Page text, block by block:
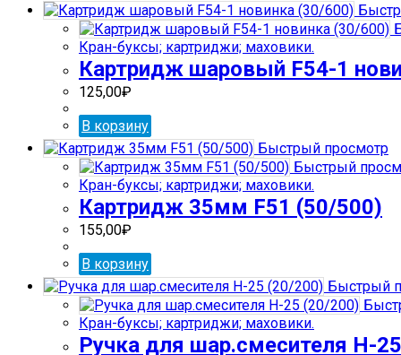
Кран-буксы; картриджи; маховики.
Картридж шаровый F54-1
125,00₽
В корзину
Быстрый просмотр
Быстрый
Кран-буксы; картриджи; маховики.
Картридж 35мм F51 (50/500)
155,00₽
В корзину
Быстрый
Кран-буксы; картриджи; маховики.
Ручка для шар.смесителя H-